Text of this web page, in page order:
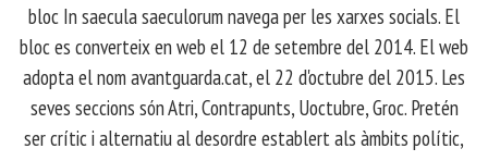
bloc In saecula saeculorum navega per les xarxes socials. El
bloc es converteix en web el 12 de setembre del 2014. El web
adopta el nom avantguarda.cat, el 22 d'octubre del 2015. Les
seves seccions són Atri, Contrapunts, Uoctubre, Groc. Pretén
ser crític i alternatiu al desordre establert als àmbits polític,